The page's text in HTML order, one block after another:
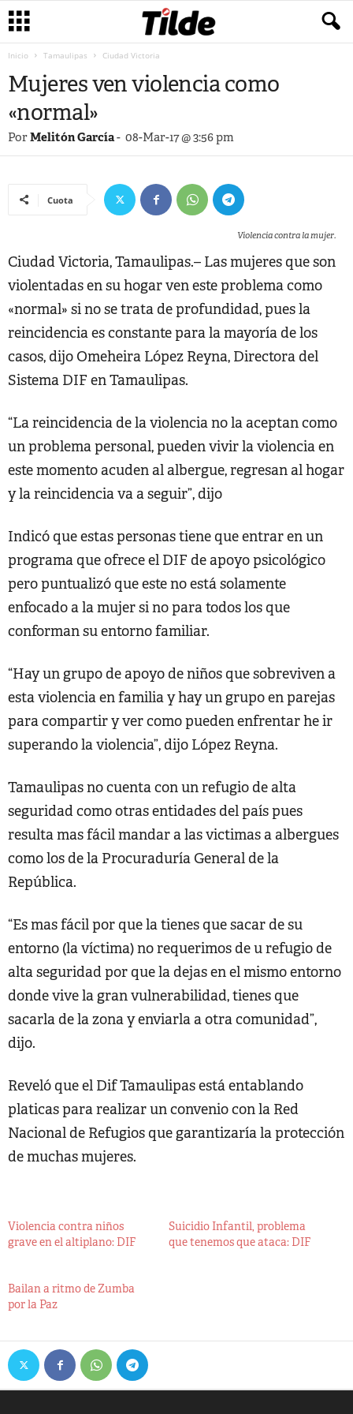
Inicio Tamaulipas Ciudad Victoria
Mujeres ven violencia como
«normal»
PorMelitón García- 08-Mar-17 @ 3:56 pm
Cuota
Violencia contra la mujer.
Ciudad Victoria, Tamaulipas.– Las mujeres que son
violentadas en su hogar ven este problema como
«normal» si no se trata de profundidad, pues la
reincidencia es constante para la mayoría de los
casos, dijo Omeheira López Reyna, Directora del
Sistema DIF en Tamaulipas.
“La reincidencia de la violencia no la aceptan como
un problema personal, pueden vivir la violencia en
este momento acuden al albergue, regresan al hogar
y la reincidencia va a seguir”, dijo
Indicó que estas personas tiene que entrar en un
programa que ofrece el DIF de apoyo psicológico
pero puntualizó que este no está solamente
enfocado a la mujer si no para todos los que
conforman su entorno familiar.
“Hay un grupo de apoyo de niños que sobreviven a
esta violencia en familia y hay un grupo en parejas
para compartir y ver como pueden enfrentar he ir
superando la violencia”, dijo López Reyna.
Tamaulipas no cuenta con un refugio de alta
seguridad como otras entidades del país pues
resulta mas fácil mandar a las victimas a albergues
como los de la Procuraduría General de la
República.
“Es mas fácil por que la tienes que sacar de su
entorno (la víctima) no requerimos de u refugio de
alta seguridad por que la dejas en el mismo entorno
donde vive la gran vulnerabilidad, tienes que
sacarla de la zona y enviarla a otra comunidad”,
dijo.
Reveló que el Dif Tamaulipas está entablando
platicas para realizar un convenio con la Red
Nacional de Refugios que garantizaría la protección
de muchas mujeres.
Violencia contra niños
grave en el altiplano: DIF
Suicidio Infantil, problema
que tenemos que ataca: DIF
Bailan a ritmo de Zumba
por la Paz